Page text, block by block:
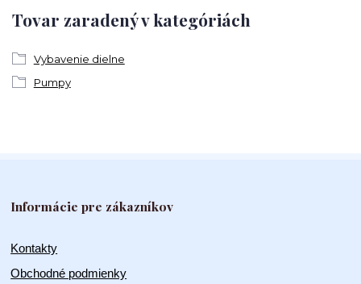
Tovar zaradený v kategóriách
Vybavenie dielne
Pumpy
Informácie pre zákazníkov
Kontakty
Obchodné podmienky